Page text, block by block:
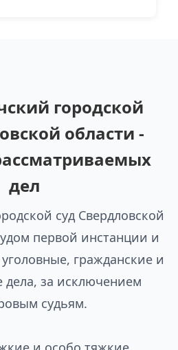
городской
области -
дел
суд Свердловской
первой инстанции и
гражданские и
за исключением
судьям.